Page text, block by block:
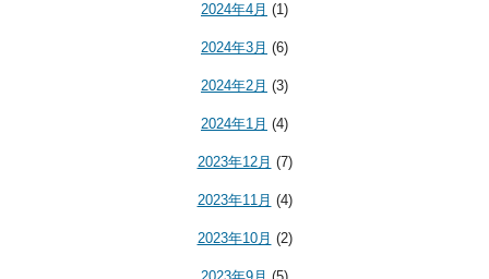
2024年4月 (1)
2024年3月 (6)
2024年2月 (3)
2024年1月 (4)
2023年12月 (7)
2023年11月 (4)
2023年10月 (2)